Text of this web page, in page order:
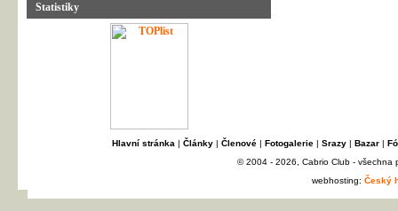
Statistiky
Hlavní stránka | Články| Členové| Fotogalerie| Srazy| Bazar|
© 2004 - 2026, Cabrio Club - všechna
webhosting: Český